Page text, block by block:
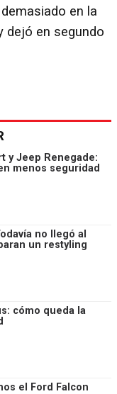
en la
dejó en segundo
y Jeep Renegade:
menos seguridad
no llegó al
un restyling
cómo queda la
el Ford Falcon